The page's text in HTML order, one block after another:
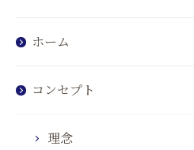
ホーム
コンセプト
理念